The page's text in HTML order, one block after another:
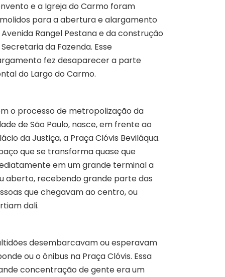
e a Igreja do Carmo foram
para a abertura e alargamento
Rangel Pestana e da construção
da Fazenda. Esse
fez desaparecer a parte
do Largo do Carmo.
o processo de metropolização da
de São Paulo, nasce, em frente ao
da Justiça, a Praça Clóvis Beviláqua.
que se transforma quase que
em um grande terminal a
aberto, recebendo grande parte das
que chegavam ao centro, ou
dali.
desembarcavam ou esperavam
ou o ônibus na Praça Clóvis. Essa
concentração de gente era um